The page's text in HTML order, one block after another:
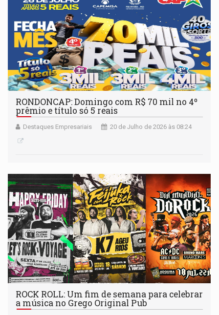
RONDONCAP: Domingo com R$ 70 mil no 4º
prêmio e título só 5 reais
Destaques Empresariais 20 de Julho de 2026 às 08:24
ROCK ROLL: Um fim de semana para celebrar
a música no Grego Original Pub